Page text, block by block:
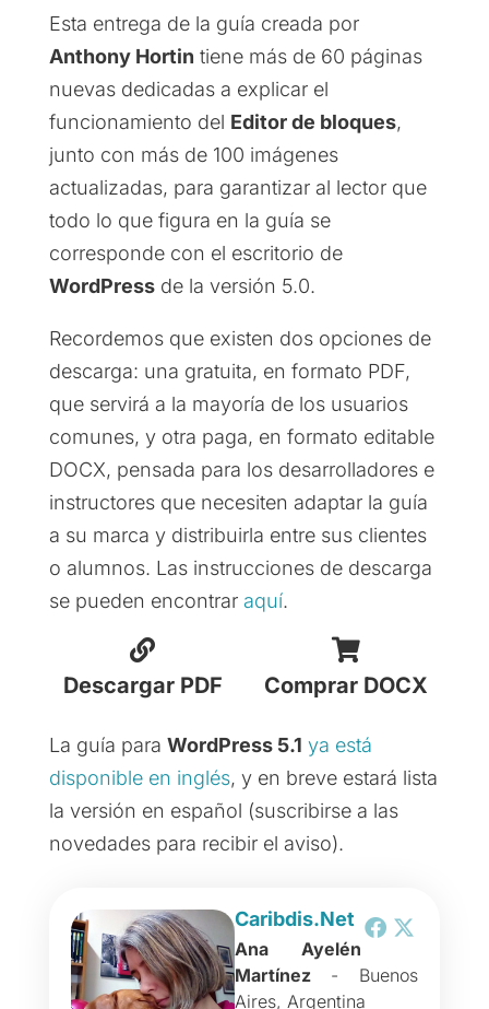
Esta entrega de la guía creada por
Anthony Hortin tiene más de 60 páginas
nuevas dedicadas a explicar el
funcionamiento del Editor de bloques,
junto con más de 100 imágenes
actualizadas, para garantizar al lector que
todo lo que figura en la guía se
corresponde con el escritorio de
WordPressde la versión 5.0.
Recordemos que existen dos opciones de
descarga: una gratuita, en formato PDF,
que servirá a la mayoría de los usuarios
comunes, y otra paga, en formato editable
DOCX, pensada para los desarrolladores e
instructores que necesiten adaptar la guía
a su marca y distribuirla entre sus clientes
o alumnos. Las instrucciones de descarga
se pueden encontrar aquí.
Descargar PDF Comprar DOCX
La guía para WordPress 5.1 ya está
disponible en inglés, y en breve estará lista
la versión en español (suscribirse a las
novedades para recibir el aviso).
Caribdis.Net
Ana Ayelén
Martínez- Buenos
Aires, Argentina